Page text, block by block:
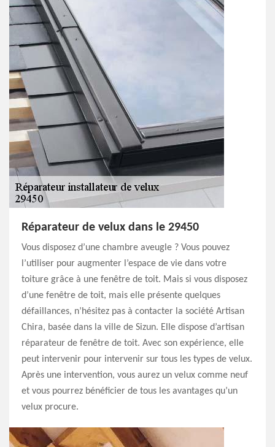
Réparateur de velux dans le 29450
Vous disposez d’une chambre aveugle ? Vous pouvez
l’utiliser pour augmenter l’espace de vie dans votre
toiture grâce à une fenêtre de toit. Mais si vous disposez
d’une fenêtre de toit, mais elle présente quelques
défaillances, n’hésitez pas à contacter la société Artisan
Chira, basée dans la ville de Sizun. Elle dispose d’artisan
réparateur de fenêtre de toit. Avec son expérience, elle
peut intervenir pour intervenir sur tous les types de velux.
Après une intervention, vous aurez un velux comme neuf
et vous pourrez bénéficier de tous les avantages qu’un
velux procure.